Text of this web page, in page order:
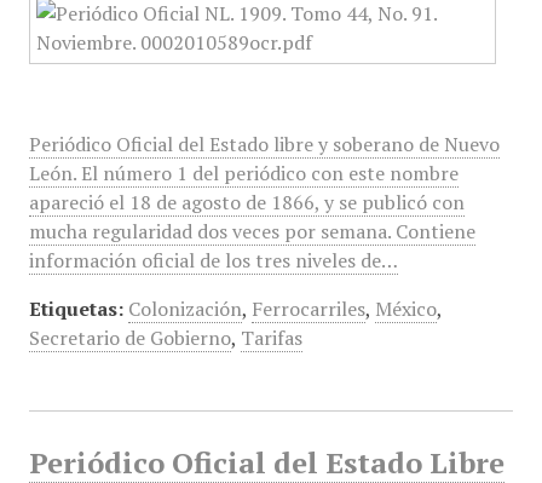
Periódico Oficial del Estado libre y soberano de Nuevo
León. El número 1 del periódico con este nombre
apareció el 18 de agosto de 1866, y se publicó con
mucha regularidad dos veces por semana. Contiene
información oficial de los tres niveles de…
Etiquetas: Colonización, Ferrocarriles, México,
Secretario de Gobierno, Tarifas
Periódico Oficial del Estado Libre